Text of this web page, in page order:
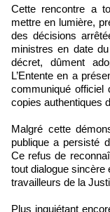
Cette rencontre a
mettre en lumière,
des décisions
ministres en date
décret, dûment
L’Entente en a
communiqué
copies authentiques
Malgré cette
publique a persisté
Ce refus de
tout dialogue sincère
travailleurs de la
Plus inquiétant